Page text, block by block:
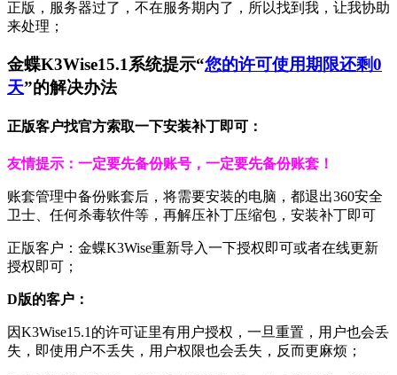
正版，服务器过了，不在服务期内了，所以找到我，让我协助
来处理；
金蝶K3Wise15.1系统提示“您的许可使用期限还剩0
天”的解决办法
正版客户找官方索取一下安装补丁即可：
友情提示：一定要先备份账号，一定要先备份账套！
账套管理中备份账套后，将需要安装的电脑，都退出360安全
卫士、任何杀毒软件等，再解压补丁压缩包，安装补丁即可
正版客户：金蝶K3Wise重新导入一下授权即可或者在线更新
授权即可；
D版的客户：
因K3Wise15.1的许可证里有用户授权，一旦重置，用户也会丢
失，即使用户不丢失，用户权限也会丢失，反而更麻烦；